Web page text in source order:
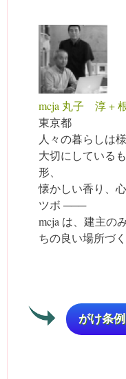
mcja 丸子 淳 +
東京都
人々の暮らしは
大切にしている
形、
懐かしい香り、
ツボ ───
mcja は、建主の
ちの良い場所づ
がけ条